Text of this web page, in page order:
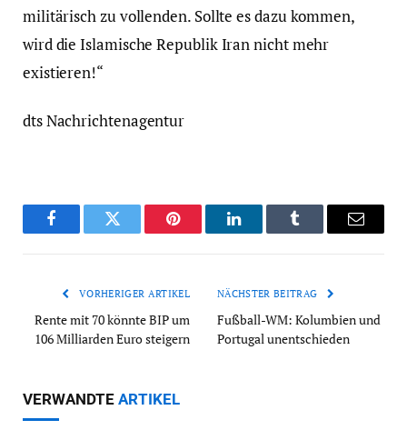
militärisch zu vollenden. Sollte es dazu kommen,
wird die Islamische Republik Iran nicht mehr
existieren!“
dts Nachrichtenagentur
FacebookTwitter Pinterest LinkedInTumblr Email
VORHERIGER ARTIKEL
Rente mit 70 könnte BIP um
106 Milliarden Euro steigern
NÄCHSTER BEITRAG
Fußball-WM: Kolumbien und
Portugal unentschieden
VERWANDTE ARTIKEL